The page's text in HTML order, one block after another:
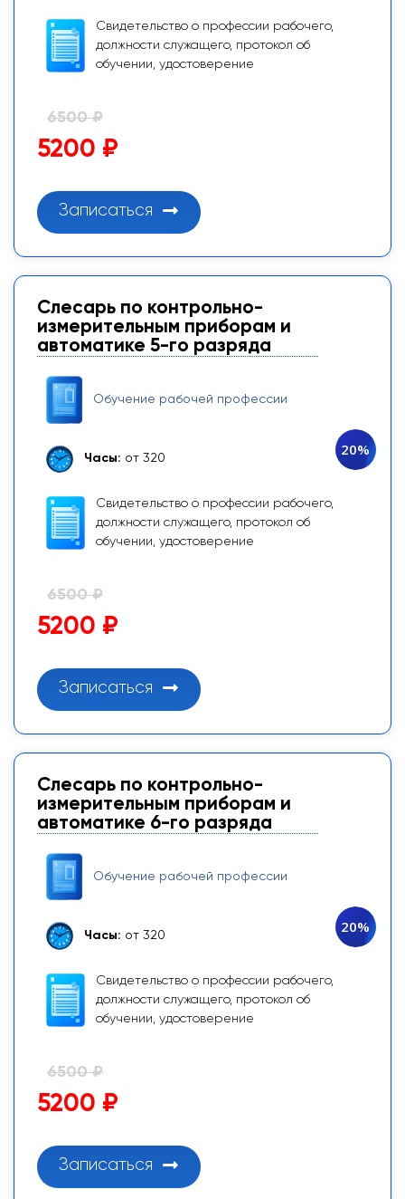
Свидетельство о профессии рабочего,
должности служащего, протокол об
обучении, удостоверение
6500 ₽
5200 ₽
Записаться
Слесарь по контрольно-
измерительным приборам и
автоматике 5-го разряда
Обучение рабочей профессии
Часы: от 320
Свидетельство о профессии рабочего,
должности служащего, протокол об
обучении, удостоверение
20%
6500 ₽
5200 ₽
Записаться
Слесарь по контрольно-
измерительным приборам и
автоматике 6-го разряда
Обучение рабочей профессии
Часы: от 320
Свидетельство о профессии рабочего,
должности служащего, протокол об
обучении, удостоверение
20%
6500 ₽
5200 ₽
Записаться